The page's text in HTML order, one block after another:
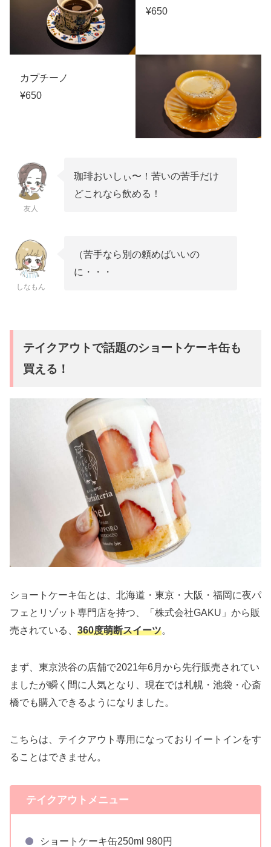
¥650
カプチーノ
¥650
友人
珈琲おいしぃ〜！苦いの苦手だけ
どこれなら飲める！
しなもん
（苦手なら別の頼めばいいの
に・・・
テイクアウトで話題のショートケーキ缶も
買える！
ショートケーキ缶とは、北海道・東京・大阪・福岡に夜パ
フェとリゾット専門店を持つ、「株式会社GAKU」から販
売されている、 360度萌断スイーツ。
まず、東京渋谷の店舗で2021年6月から先行販売されてい
ましたが瞬く間に人気となり、現在では札幌・池袋・心斎
橋でも購入できるようになりました。
こちらは、テイクアウト専用になっておりイートインをす
ることはできません。
テイクアウトメニュー
ショートケーキ缶250ml 980円